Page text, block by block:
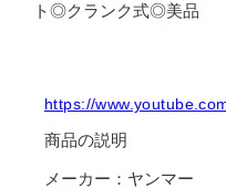
ト◎クランク式◎美品
https://
商品の説明
メーカー：ヤンマー